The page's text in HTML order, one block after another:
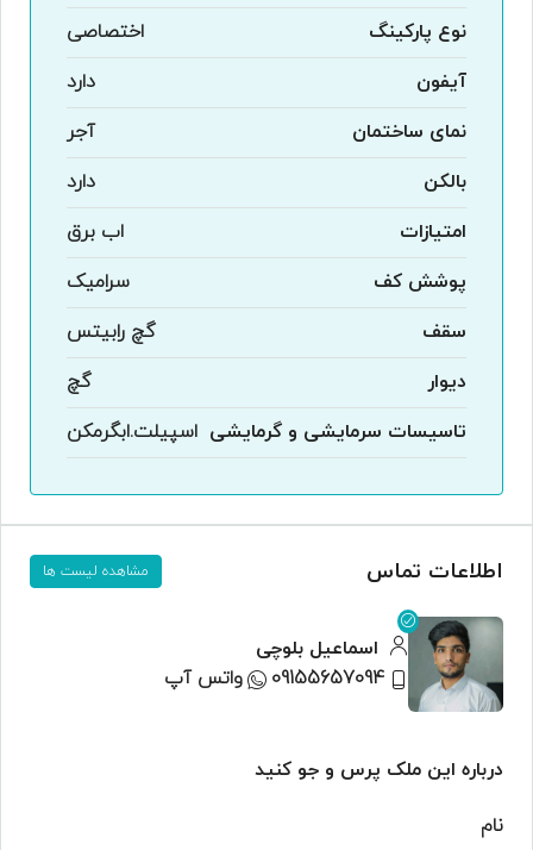
نوع پارکینگ
اختصاصی
آیفون
دارد
نمای ساختمان
آجر
بالکن
دارد
امتیازات
اب برق
پوشش کف
سرامیک
سقف
گچ رابیتس
دیوار
گچ
تاسیسات سرمایشی و گرمایشی اسپیلت.ابگرمکن
اطلاعات تماس مشاهده لیست ها
اسماعیل بلوچی
09155657094
واتس آپ
درباره این ملک پرس و جو کنید
نام